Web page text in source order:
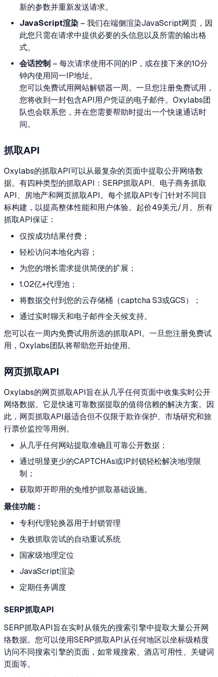
新的参数并重新发送请求。
JavaScript渲染 – 我们在端侧渲染JavaScript网页，因
此您只需在请求中提供必要的头信息以及所需的输出格
式。
会话控制 – 每次请求使用不同的IP，或在接下来的10分
钟内使用同一IP地址。
您可以免费试用网站解锁器一周。一旦您注册免费试用，
您将收到一封包含API用户凭证的电子邮件。Oxylabs团
队也会联系您，并在您需要帮助时提出一个快速通话时
间。
抓取API
Oxylabs的抓取API可以从最复杂的页面中提取公开网络数
据。有四种类型的抓取API：SERP抓取API、电子商务抓取
API、房地产和网页抓取API。每个抓取API专门针对不同目
标构建，以提高整体性能和用户体验。起价49美元/月。所有
抓取API保证：
仅按成功结果付费；
轻松访问本地化内容；
为您的增长需求提供简便的扩展；
1.02亿+代理池；
将数据交付到您的云存储桶（captcha S3或GCS）；
通过实时聊天和电子邮件全天候支持。
您可以在一周内免费试用所选的抓取API。一旦您注册免费试
用，Oxylabs团队将帮助您开始使用。
网页抓取API
Oxylabs的网页抓取API旨在从几乎任何页面中收集实时公开
网络数据。它是快速可靠数据提取的值得信赖的解决方案。因
此，网页抓取API最适合但不仅限于欺诈保护、市场研究和旅
行票价监控等用例。
从几乎任何网站提取准确且可靠公开数据；
通过明显更少的CAPTCHAs或IP封锁轻松解决地理限
制；
获取即开即用的免维护抓取基础设施。
最佳功能：
专利代理轮换器用于封锁管理
失败抓取尝试的自动重试系统
国家级地理定位
JavaScript渲染
定期任务调度
SERP抓取API
SERP抓取API旨在实时从领先的搜索引擎中提取大量公开网
络数据。您可以使用SERP抓取API从任何地区以坐标级精度
访问不同搜索引擎的页面，如常规搜索、酒店可用性、关键词
页面等。